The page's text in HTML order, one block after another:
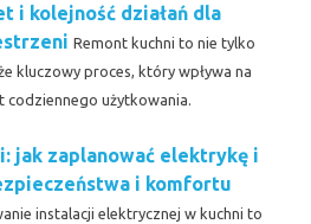
i kolejność działań dla
Remont kuchni to nie tylko
kluczowy proces, który wpływa na
użytkowania.
jak zaplanować elektrykę i
i komfortu
instalacji elektrycznej w kuchni to